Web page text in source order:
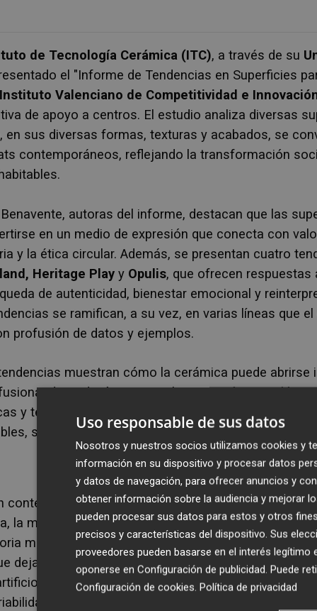
de Tecnología Cerámica (ITC), a través de su
el "Informe de Tendencias en Superficies
Instituto Valenciano de Competitividad e
de apoyo a centros. El estudio analiza diversas
en sus diversas formas, texturas y acabados, se
contemporáneos, reflejando la transformación
autoras del informe, destacan que las
en un medio de expresión que conecta con
y la ética circular. Además, se presentan cuatro
Heritage Play y Opulis, que ofrecen
de autenticidad, bienestar emocional y
se ramifican, a su vez, en varias líneas que
profusión de datos y ejemplos.
muestran cómo la cerámica puede abrirse
tradición artesanal, innovación
y técnicos a explorar nuevas posibilidades
sostenibles y profundamente humanos.
contexto de incertidumbre climática y aceleración
la memoria y el origen.El diseño se convierte,
mineral y expresando la belleza de la tierra y la
dejan huella, esa misma sobre la que el espacio se
La paleta de color de Geomatter es según el
natural, con colores extraídos de la tierra:
Uso responsable de sus datos
Nosotros y nuestros socios utilizamos cookies y
información en su dispositivo y procesar datos
y datos de navegación, para ofrecer anuncios y
obtener información sobre la audiencia y mejorar
pueden procesar sus datos para estos y otros
precisos y características del dispositivo. Sus
proveedores pueden basarse en el interés
oponerse en Configuración de publicidad. Puede
Configuración de cookies. Política de privacidad